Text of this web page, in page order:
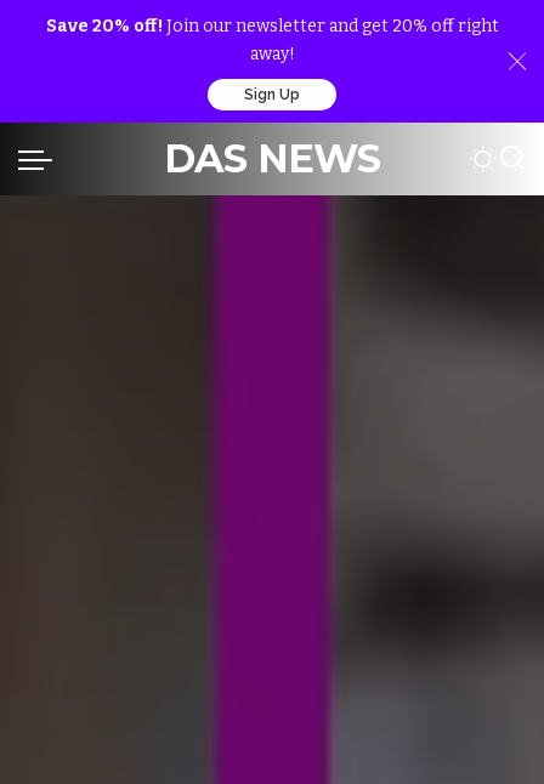
Save 20% off! Join our newsletter and get 20% off right
away!
Sign Up
DAS NEWS